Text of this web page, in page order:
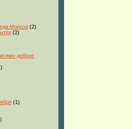
Мороза (2)
(2)
доброе
(1)